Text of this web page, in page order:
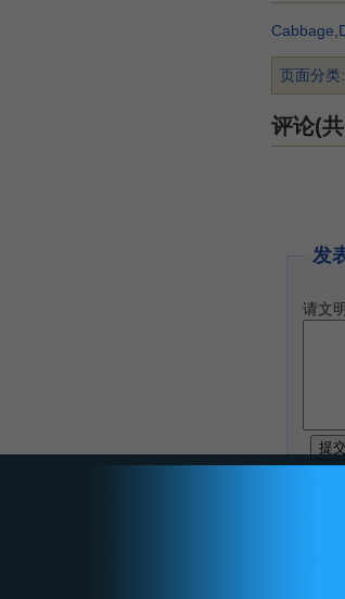
Cabbage
页面分类:
评论(
发
请文